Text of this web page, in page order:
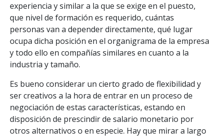
experiencia y similar a la que se exige en el puesto,
que nivel de formación es requerido, cuántas
personas van a depender directamente, qué lugar
ocupa dicha posición en el organigrama de la empresa
y todo ello en compañías similares en cuanto a la
industria y tamaño.
Es bueno considerar un cierto grado de flexibilidad y
ser creativos a la hora de entrar en un proceso de
negociación de estas características, estando en
disposición de prescindir de salario monetario por
otros alternativos o en especie. Hay que mirar a largo